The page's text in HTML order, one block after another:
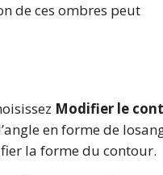
de ces ombres peut
Modifier le
en forme de
la forme du contour.